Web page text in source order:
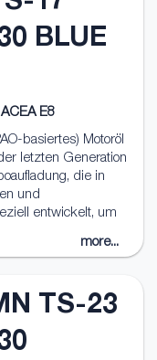
BLUE
E8
basiertes) Motoröl
letzten Generation
die in
und
entwickelt, um
more...
TS-23